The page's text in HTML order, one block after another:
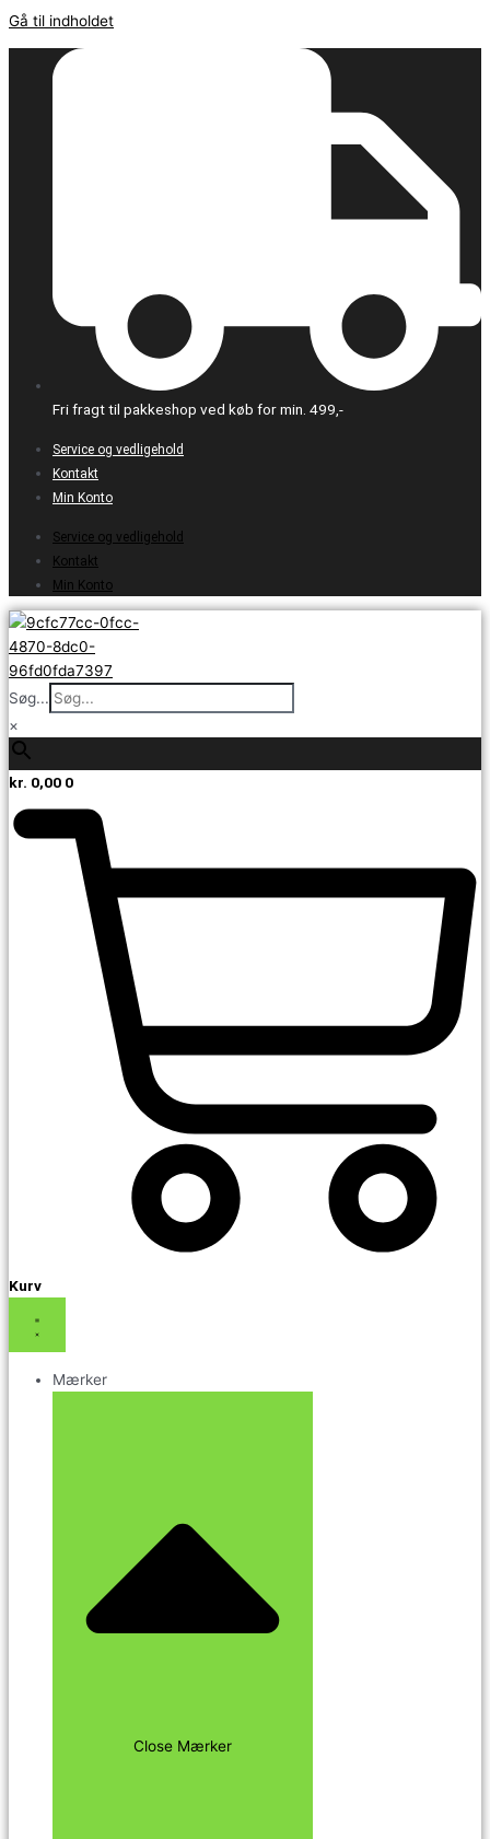
Gå til indholdet
Fri fragt til pakkeshop ved køb for min. 499,-
Service og vedligehold
Kontakt
Min Konto
Service og vedligehold
Kontakt
Min Konto
Søg...
×
kr. 0,00 0
Kurv
Mærker
Close Mærker